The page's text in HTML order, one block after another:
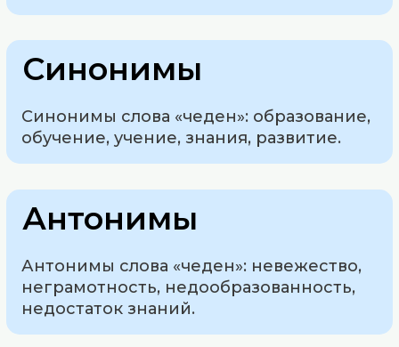
Синонимы
Синонимы слова «чеден»: образование,
обучение, учение, знания, развитие.
Антонимы
Антонимы слова «чеден»: невежество,
неграмотность, недообразованность,
недостаток знаний.